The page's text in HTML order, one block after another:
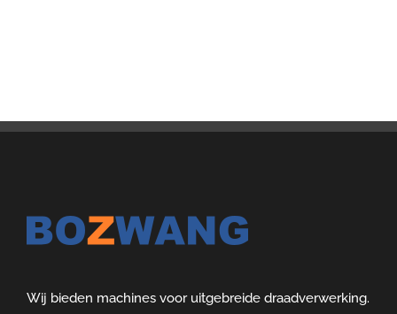
Wij bieden machines voor uitgebreide draadverwerking.